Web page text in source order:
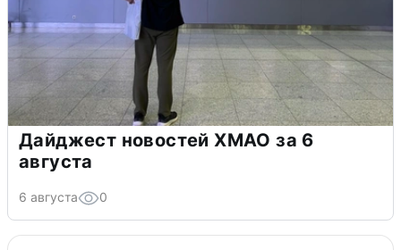
Дайджест новостей ХМАО за 6
августа
6 августа 0